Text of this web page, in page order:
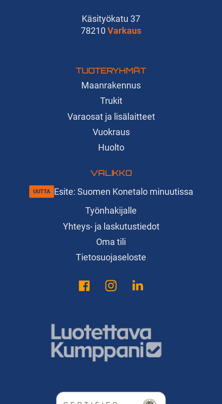
TUOTERYHMÄT
Maanrakennus
Trukit
Varaosat ja lisälaitteet
Vuokraus
Huolto
VALIKKO
Esite: Suomen Konetalo minuutissa
Työnhakijalle
Yhteys- ja laskutustiedot
Oma tili
Tietosuojaseloste
Käsityökatu 37
78210 Varkaus